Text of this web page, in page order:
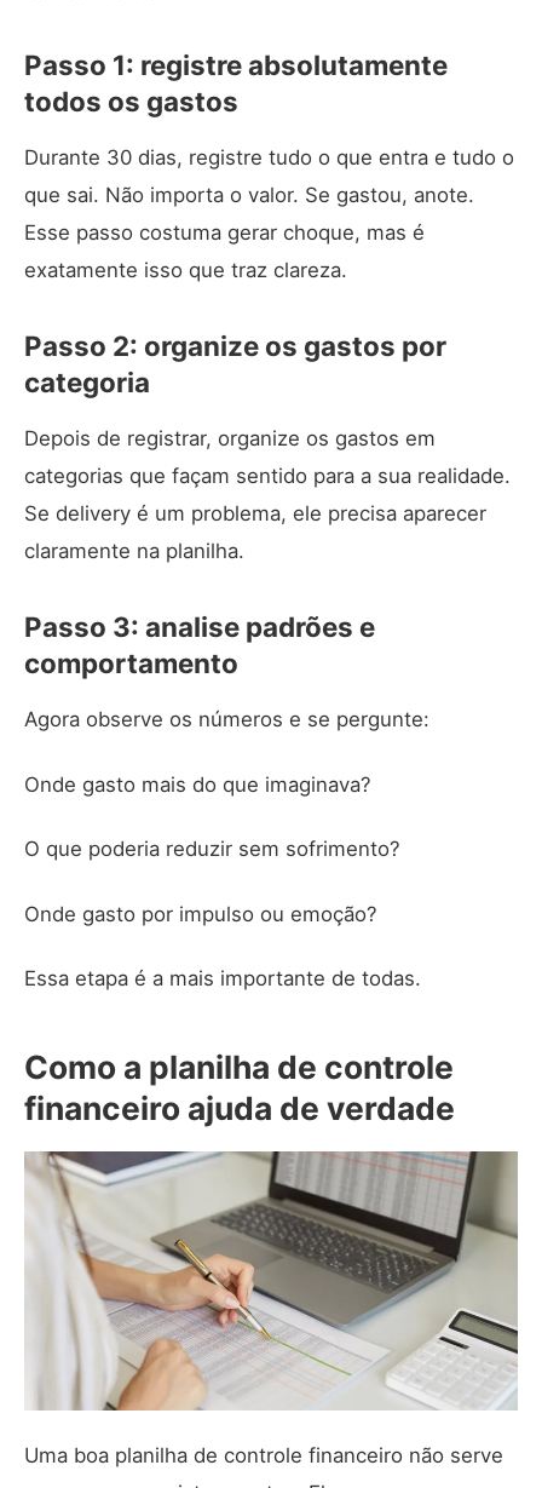
Passo 1: registre absolutamente
todos os gastos
Durante 30 dias, registre tudo o que entra e tudo o
que sai. Não importa o valor. Se gastou, anote.
Esse passo costuma gerar choque, mas é
exatamente isso que traz clareza.
Passo 2: organize os gastos por
categoria
Depois de registrar, organize os gastos em
categorias que façam sentido para a sua realidade.
Se delivery é um problema, ele precisa aparecer
claramente na planilha.
Passo 3: analise padrões e
comportamento
Agora observe os números e se pergunte:
Onde gasto mais do que imaginava?
O que poderia reduzir sem sofrimento?
Onde gasto por impulso ou emoção?
Essa etapa é a mais importante de todas.
Como a planilha de controle
financeiro ajuda de verdade
Uma boa planilha de controle financeiro não serve